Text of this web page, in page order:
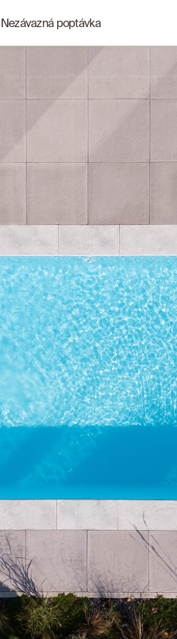
Nezávazná poptávka